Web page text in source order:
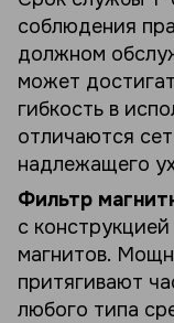
соблюдения
должном
может
гибкость в
отличаются
надлежащего
Фильтр
с
магнитов.
притягивают
любого типа